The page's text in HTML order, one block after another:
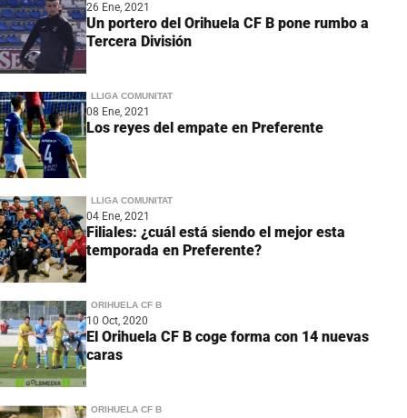
26 Ene, 2021
Un portero del Orihuela CF B pone rumbo a
Tercera División
LLIGA COMUNITAT
08 Ene, 2021
Los reyes del empate en Preferente
LLIGA COMUNITAT
04 Ene, 2021
Filiales: ¿cuál está siendo el mejor esta
temporada en Preferente?
ORIHUELA CF B
10 Oct, 2020
El Orihuela CF B coge forma con 14 nuevas
caras
ORIHUELA CF B